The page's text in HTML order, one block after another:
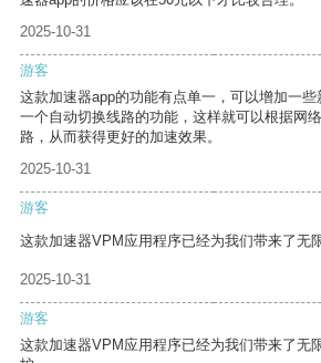
2025-10-31
游客
这款加速器app的功能有点单一，可以增加一
一个自动切换线路的功能，这样就可以根据网
路，从而获得更好的加速效果。
2025-10-31
游客
这款加速器VPM应用程序已经为我们带来了无
2025-10-31
游客
这款加速器VPM应用程序已经为我们带来了无